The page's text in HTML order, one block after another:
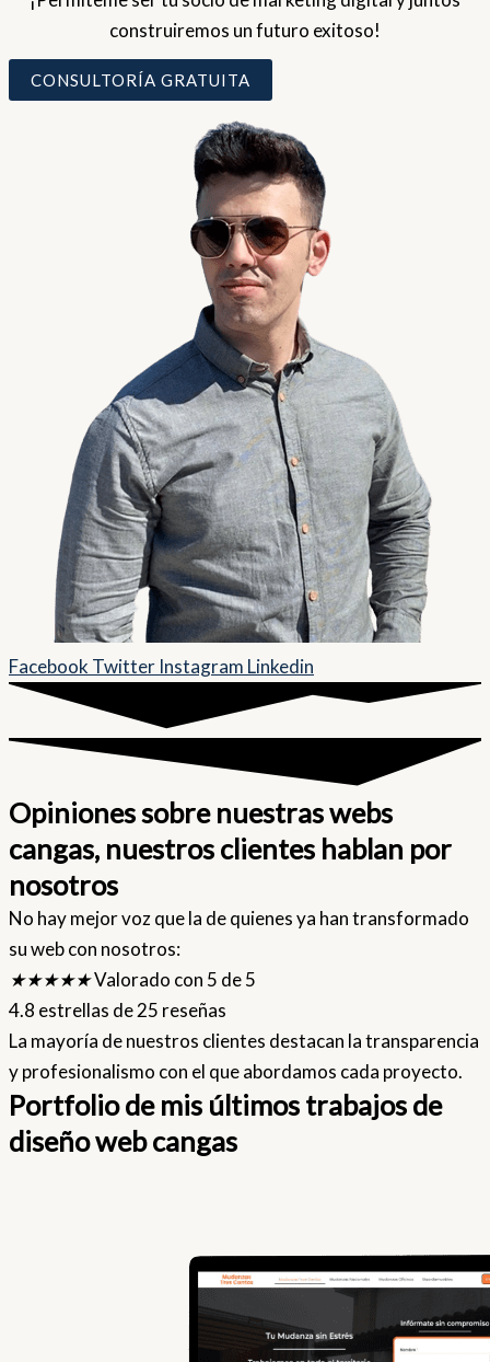
construiremos un futuro exitoso!
CONSULTORÍA GRATUITA
Facebook Twitter Instagram Linkedin
Opiniones sobre nuestras webs
cangas, nuestros clientes hablan por
nosotros
No hay mejor voz que la de quienes ya han transformado
su web con nosotros:
★★★★★Valorado con 5 de 5
4.8 estrellas de 25 reseñas
La mayoría de nuestros clientes destacan la transparencia
y profesionalismo con el que abordamos cada proyecto.
Portfolio de mis últimos trabajos de
diseño web cangas